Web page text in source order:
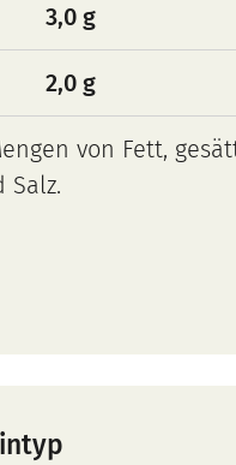
3,0 g
2,0 g
von Fett,
Salz.